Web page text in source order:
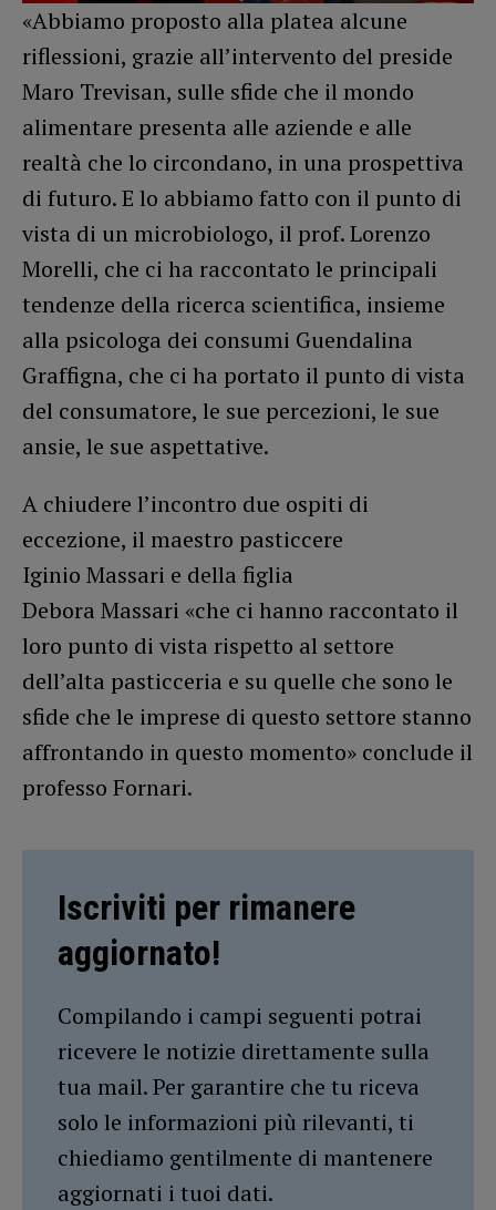
«Abbiamo proposto alla platea alcune
riflessioni, grazie all’intervento del preside
Maro Trevisan, sulle sfide che il mondo
alimentare presenta alle aziende e alle
realtà che lo circondano, in una prospettiva
di futuro. E lo abbiamo fatto con il punto di
vista di un microbiologo, il prof. Lorenzo
Morelli, che ci ha raccontato le principali
tendenze della ricerca scientifica, insieme
alla psicologa dei consumi Guendalina
Graffigna, che ci ha portato il punto di vista
del consumatore, le sue percezioni, le sue
ansie, le sue aspettative.
A chiudere l’incontro due ospiti di
eccezione, il maestro pasticcere
Iginio Massari e della figlia
Debora Massari «che ci hanno raccontato il
loro punto di vista rispetto al settore
dell’alta pasticceria e su quelle che sono le
sfide che le imprese di questo settore stanno
affrontando in questo momento» conclude il
professo Fornari.
Iscriviti per rimanere
aggiornato!
Compilando i campi seguenti potrai
ricevere le notizie direttamente sulla
tua mail. Per garantire che tu riceva
solo le informazioni più rilevanti, ti
chiediamo gentilmente di mantenere
aggiornati i tuoi dati.